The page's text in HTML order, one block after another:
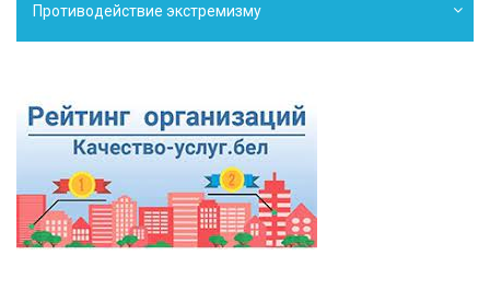
Противодействие экстремизму